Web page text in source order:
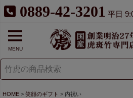
0889-42-3201 平日
MENU
HOME 笑顔のギフト 内祝い